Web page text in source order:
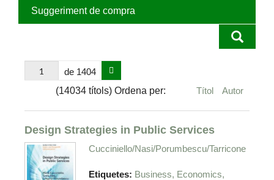
Suggeriment de compra
de 1404
(14034 títols) Ordena per:
Títol Autor
Design Strategies in Public Services
Cucciniello/Nasi/Porumbescu/Tarricone
Etiquetes: Business, Economics,